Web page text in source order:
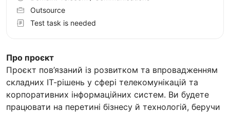
Про проєкт
Проєкт пов’язаний із розвитком та впровадженням
складних ІТ-рішень у сфері телекомунікацій та
корпоративних інформаційних систем. Ви будете
працювати на перетині бізнесу й технологій, беручи
Outsource
Test task is needed